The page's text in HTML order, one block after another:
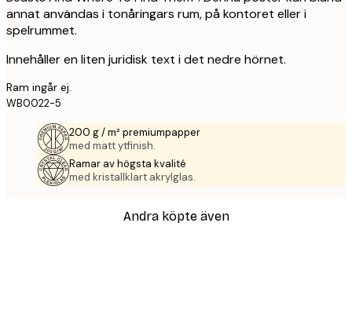
annat användas i tonåringars rum, på kontoret eller i
spelrummet.
Innehåller en liten juridisk text i det nedre hörnet.
Ram ingår ej.
WB0022-5
200 g / m² premiumpapper
med matt ytfinish.
Ramar av högsta kvalité
med kristallklart akrylglas.
Andra köpte även